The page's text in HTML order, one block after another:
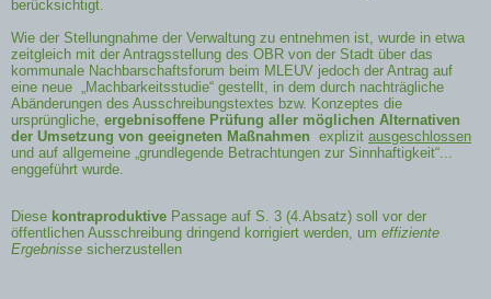
berücksichtigt.
Wie der Stellungnahme der Verwaltung zu entnehmen ist, wurde in etwa
zeitgleich mit der Antragsstellung des OBR von der Stadt über das
kommunale Nachbarschaftsforum beim MLEUV jedoch der Antrag auf
eine neue
„Machbarkeitsstudie“ gestellt, in dem durch nachträgliche
Abänderungen des Ausschreibungstextes bzw. Konzeptes die
ursprüngliche, ergebnisoffene Prüfung aller möglichen Alternativen
der Umsetzung von geeigneten Maßnahmen explizit ausgeschlossen
und auf allgemeine „grundlegende Betrachtungen zur Sinnhaftigkeit“...
enggeführt wurde.
Diese kontraproduktive Passage auf S. 3 (4.Absatz) soll vor der
öffentlichen Ausschreibung dringend korrigiert werden, um effiziente
Ergebnisse sicherzustellen